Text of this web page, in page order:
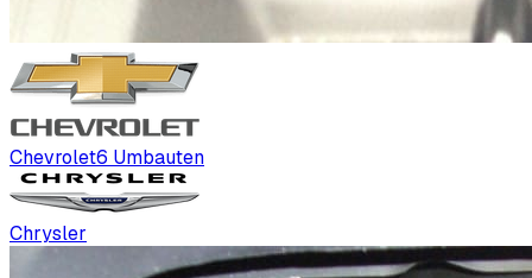
Chevrolet6 Umbauten
Chrysler